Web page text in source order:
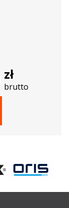
zł
brutto